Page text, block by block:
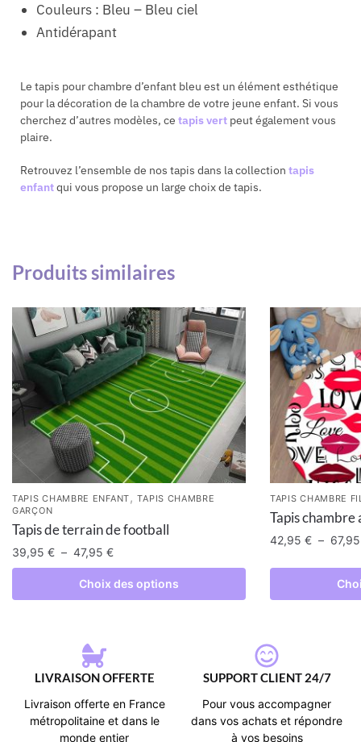
Couleurs : Bleu – Bleu ciel
Antidérapant
Le tapis pour chambre d’enfant bleu est un élément esthétique
pour la décoration de la chambre de votre jeune enfant. Si vous
cherchez d’autres modèles, ce tapis vert peut également vous
plaire.
Retrouvez l’ensemble de nos tapis dans la collection tapis
enfantqui vous propose un large choix de tapis.
Produits similaires
TAPIS CHAMBRE ENFANT ,TAPIS CHAMBRE
GARÇON
Tapis de terrain de football
39,95 € – 47,95 €
Choix des options
TAPIS CHAMBRE
Tapis chambre
42,95 € –
LIVRAISON OFFERTE
Livraison offerte en France
métropolitaine et dans le
monde entier
SUPPORT CLIENT 24/7
Pour vous accompagner
dans vos achats et répondre
à vos besoins